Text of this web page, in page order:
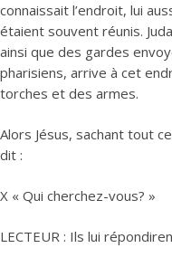
connaissait l’endroit, lui
étaient souvent réunis.
ainsi que des gardes
pharisiens, arrive à cet
torches et des armes.
Alors Jésus, sachant tout
dit :
X « Qui cherchez-vous? »
LECTEUR : Ils lui